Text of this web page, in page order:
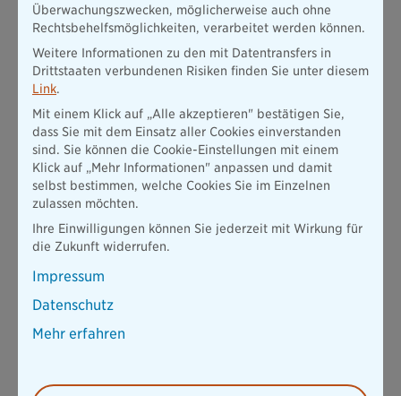
Überwachungszwecken, möglicherweise auch ohne
Rechtsbehelfsmöglichkeiten, verarbeitet werden können.
Weitere Informationen zu den mit Datentransfers in
Drittstaaten verbundenen Risiken finden Sie unter diesem
Link.
Mit einem Klick auf „Alle akzeptieren" bestätigen Sie,
dass Sie mit dem Einsatz aller Cookies einverstanden
sind. Sie können die Cookie-Einstellungen mit einem
Klick auf „Mehr Informationen" anpassen und damit
selbst bestimmen, welche Cookies Sie im Einzelnen
zulassen möchten.
Ihre Einwilligungen können Sie jederzeit mit Wirkung für
die Zukunft widerrufen.
Impressum
Datenschutz
Mehr erfahren